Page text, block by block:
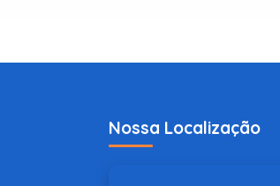
Nossa Localização